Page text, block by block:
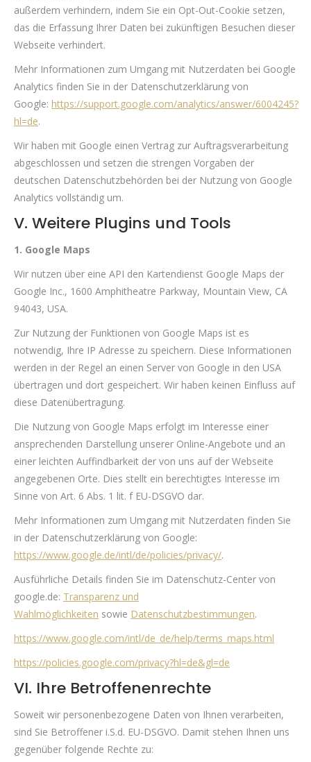
außerdem verhindern, indem Sie ein Opt-Out-Cookie setzen,
das die Erfassung Ihrer Daten bei zukünftigen Besuchen dieser
Webseite verhindert.
Mehr Informationen zum Umgang mit Nutzerdaten bei Google
Analytics finden Sie in der Datenschutzerklärung von
Google: https://support.google.com/analytics/answer/6004245?
hl=de.
Wir haben mit Google einen Vertrag zur Auftragsverarbeitung
abgeschlossen und setzen die strengen Vorgaben der
deutschen Datenschutzbehörden bei der Nutzung von Google
Analytics vollständig um.
V. Weitere Plugins und Tools
1. Google Maps
Wir nutzen über eine API den Kartendienst Google Maps der
Google Inc., 1600 Amphitheatre Parkway, Mountain View, CA
94043, USA.
Zur Nutzung der Funktionen von Google Maps ist es
notwendig, Ihre IP Adresse zu speichern. Diese Informationen
werden in der Regel an einen Server von Google in den USA
übertragen und dort gespeichert. Wir haben keinen Einfluss auf
diese Datenübertragung.
Die Nutzung von Google Maps erfolgt im Interesse einer
ansprechenden Darstellung unserer Online-Angebote und an
einer leichten Auffindbarkeit der von uns auf der Webseite
angegebenen Orte. Dies stellt ein berechtigtes Interesse im
Sinne von Art. 6 Abs. 1 lit. f EU-DSGVO dar.
Mehr Informationen zum Umgang mit Nutzerdaten finden Sie
in der Datenschutzerklärung von Google:
https://www.google.de/intl/de/policies/privacy/.
Ausführliche Details finden Sie im Datenschutz-Center von
google.de: Transparenz und
Wahlmöglichkeiten sowie Datenschutzbestimmungen.
https://www.google.com/intl/de_de/help/terms_maps.html
https://policies.google.com/privacy?hl=de&gl=de
VI. Ihre Betroffenenrechte
Soweit wir personenbezogene Daten von Ihnen verarbeiten,
sind Sie Betroffener i.S.d. EU-DSGVO. Damit stehen Ihnen uns
gegenüber folgende Rechte zu: